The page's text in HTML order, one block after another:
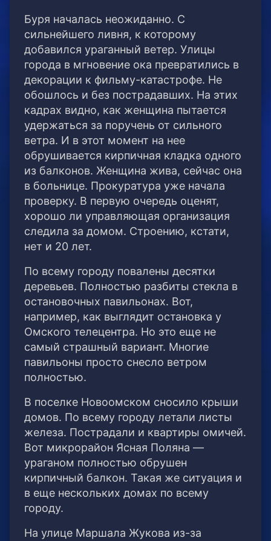
Буря началась неожиданно. С
сильнейшего ливня, к которому
добавился ураганный ветер. Улицы
города в мгновение ока превратились в
декорации к фильму-катастрофе. Не
обошлось и без пострадавших. На этих
кадрах видно, как женщина пытается
удержаться за поручень от сильного
ветра. И в этот момент на нее
обрушивается кирпичная кладка одного
из балконов. Женщина жива, сейчас она
в больнице. Прокуратура уже начала
проверку. В первую очередь оценят,
хорошо ли управляющая организация
следила за домом. Строению, кстати,
нет и 20 лет.
По всему городу повалены десятки
деревьев. Полностью разбиты стекла в
остановочных павильонах. Вот,
например, как выглядит остановка у
Омского телецентра. Но это еще не
самый страшный вариант. Многие
павильоны просто снесло ветром
полностью.
В поселке Новоомском сносило крыши
домов. По всему городу летали листы
железа. Пострадали и квартиры омичей.
Вот микрорайон Ясная Поляна —
ураганом полностью обрушен
кирпичный балкон. Такая же ситуация и
в еще нескольких домах по всему
городу.
На улице Маршала Жукова из-за